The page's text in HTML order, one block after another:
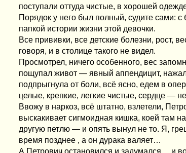
поступали оттуда чистые, в хорошей
Порядок у него был полный, судите сами:
папкой истории жизни этой девочки.
Все прививки, все детские болезни, рост,
говоря, и в столице такого не видел.
Просмотрел, ничего особенного, вес
пощупал живот — явный аппендицит,
подпрыгнула от боли, всё ясно, едем в
целые, крепкие, легкие чистые, сердце —
Ввожу в наркоз, всё штатно, взлетели,
выскакивает сигмоидная кишка, коей там
другую петлю — и опять вынул не то. Я,
время позднее , а он дурака валяет…
А Петрович остановился и задумался… и